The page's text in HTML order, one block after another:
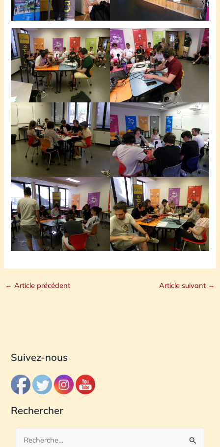
← Article précédent Article suivant →
Suivez-nous
Rechercher